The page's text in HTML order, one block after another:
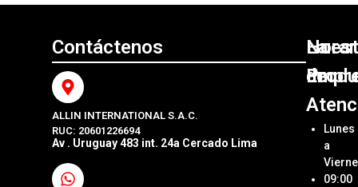
Contáctenos
ALLIN INTERNATIONAL S.A.C.
RUC: 20601226694
Av . Uruguay 483 int. 24a Cercado Lima
La
Allin
SAC
de
Lunes
a
09:00